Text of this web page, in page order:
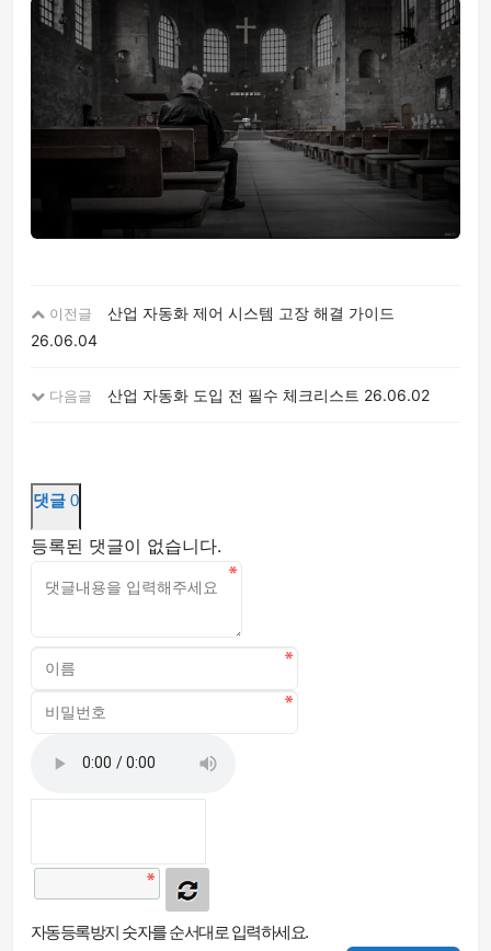
이전글
산업 자동화 제어 시스템 고장 해결 가이드
26.06.04
다음글 산업 자동화 도입 전 필수 체크리스트 26.06.02
댓글 0
등록된 댓글이 없습니다.
자동등록방지 숫자를 순서대로 입력하세요.